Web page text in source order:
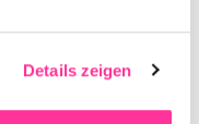
Details zeigen